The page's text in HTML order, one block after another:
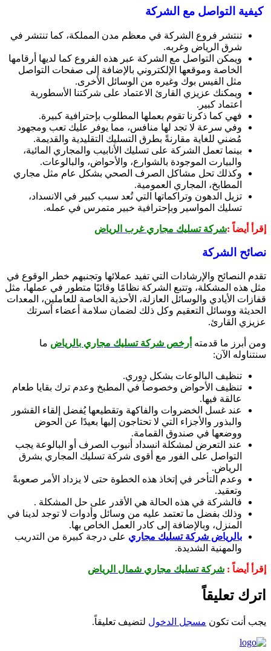
كيفية التواصل مع الشركة
تنتشر فروع الشركة في معظم مدن المملكة، كما تنتشر في
شرق الرياض وغربه.
ويمكن التواصل مع الشركة عبر هذه الفروع كما لديها أرقامها
الخاصة وموقعها الإلكتروني بالإضافة إلى صفحات التواصل
مثل الفيس بوك وغيره من الوسائل الأخرى.
ويمكنك عزيزي القارئ الاعتماد على شركتنا الأسطورية
اعتماد كبير.
فهي كما ذكرنا تقوم بعملها المطلوب بإحترافية كبيرة.
وفي سرعة لا تجد لها منافس، مما يوفر عليك تعب ومجهود
مُضني للغاية مقارنةً بطرق التسليك التقليدية والقديمة.
بينما تعمل الشركة على تسليك الأنابيب والمجاري المائية،
والبيارت الموجودة بالشوارع، والأحواض، والبالوعات.
وكذلك تحل مشاكل الصرف الصحي بشكل عام مثل مجاري
المطابخ، المجاري العمومية.
تزيل الدهون وتراكماتها التي تُعد سبب كبير في الانسداد،
تسليك المواسير وبإحترافية خبير متمرس في عمله.
إقرأ أيضاً :شركة تسليك مجاري غرب الرياض
نصائح الشركة
تقدم النصائح والإرشادات التي تفيد عملائها وتجنبهم خطر الوقوع في
مثل هذه المشكلة، وتتبع الشركة نظامًا وقائيًا متطور في عملها، مثل
قفازات الأيادي والوسائل العازلة، الأحذية الخاصة للعاملين، المعدات
الحديثة ووسائل التعقيم وكل ذلك لضمان سلامة أعضاء أسرتك
عزيزي القارئ.
ومن أبرز ما قدمته أرخص شركة تسليك مجاري بالرياض ما
سنتناوله الآن:
تنظيف البالوعات بشكل دوري.
تنظيف الأحواض وخصوصاً في المطبخ وعدم ترك بقايا طعام
عالقة فيها.
عند غسل الخضروات والفاكهة وتقطيعها يُفضل إلقاء القشور
والبذور والأجزاء التي لا تحتاجون إليها بعيدًا عن الحوض
ووضعها في صندوق القمامة.
عند التعرض لمشكلة انسداد أنبوب الصرف أو البالوعة يجب
التواصل على الفور مع أقوى شركة تسليك المجاري بشرق
الرياض.
وعدم التأخر في إتخاذ هذه الخطوة حتى لا يزداد الأمر صعوبةً
وتعقيد.
فالشركة في هذه الحالة هي الأقدر على حل المشكلة .
وذلك بفضل ما تعتمد عليه من وسائل وأدوات لا توجد لدينا في
المنزل، وبالإضافة إلى كادر العمل الخاص بها.
بالرياض شركة تسليك مجاري على درجة كبيرة من التدريب
والمهنية الشديدة.
إقرأ أيضاً : شركة تسليك مجاري شمال الرياض
اترك تعليقاً
يجب أنت تكون مسجل الدخول لتضيف تعليقاً.